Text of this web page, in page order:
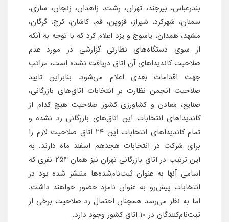
بندرعباس، بیرجند، تهران، رشت، زاهدان، زنجان، ساری،
سمنان، شهرکرد، شیراز، قزوین، قم، کاشان، کرج، گرگان،
مشهد، همدان، یاسوج و یزد اعلام کرد که با توجه به آنکه
از سوی دستگاه‌های نظارتی گزارشی در مورد عدم
صلاحیت کاندیداهای آن اتاق دریافت نشده است، مراتب
جهت اقدامات بعدی اعلام می‌شود. بنابراین تایید
صلاحیت انجمن نظارت بر انتخابات اتاق‌های بازرگانی،
صنایع، معادن و کشاورزی کشور صلاحیت هیچ کدام از
کاندیداهای انتخابات این اتاق‌های بازرگانی رد نشده و
تمام کاندیداهای انتخابات این 24 اتاق‌ صلاحیت لازم را
برای شرکت در انتخابات هجدهم اسفند ماه دارند. به
این ترتیب در اتاق بازرگانی تهران نیز همان 254 نفری که
اسامی آنها به عنوان ثبت‌نام‌شده‌ها منتشر شده بود در
انتخابات پیش‌رو به عنوان نامزد حضور خواهند داشت.
اما به نظر می‌رسد همچنان احتمال رد صلاحیت برخی از
ثبت‌نام‌کنندگان در 10 اتاق کشور وجود دارد.